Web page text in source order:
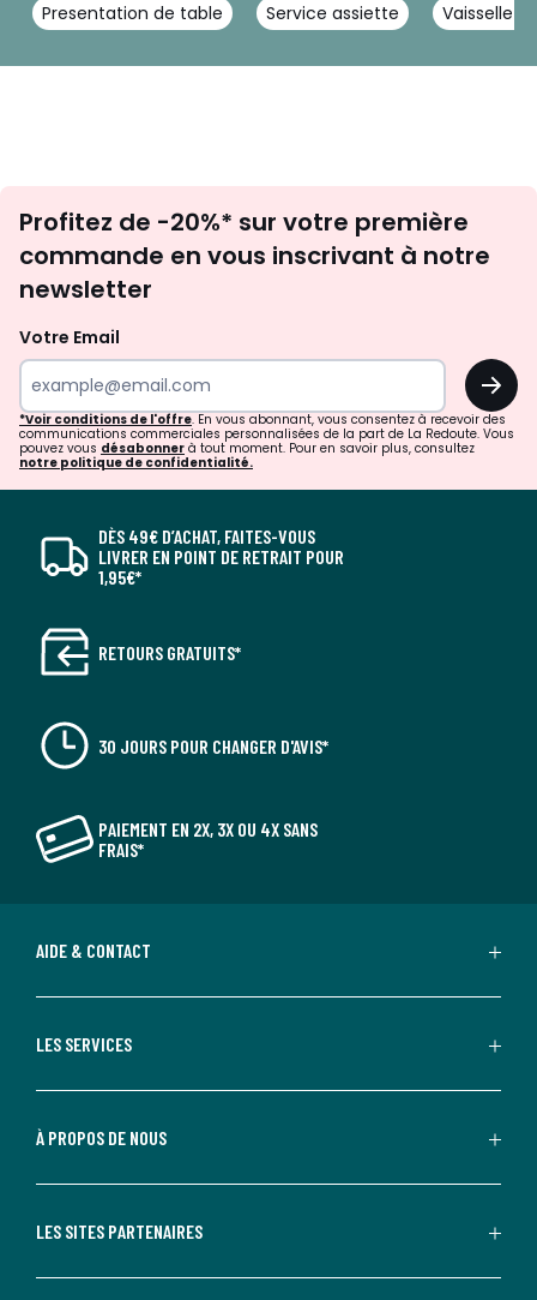
Presentation de table Service assiette Vaisselle
newsletter
Profitez de -20%* sur votre première
commande en vous inscrivant à notre
newsletter
Votre Email
OK
*Voir conditions de l'offre. En vous abonnant, vous consentez à recevoir des
communications commerciales personnalisées de la part de La Redoute. Vous
pouvez vous désabonner à tout moment. Pour en savoir plus, consultez
notre politique de confidentialité.
DÈS 49€ D’ACHAT, FAITES-VOUS
LIVRER EN POINT DE RETRAIT POUR
1,95€*
RETOURS GRATUITS*
30 JOURS POUR CHANGER D'AVIS*
PAIEMENT EN 2X, 3X OU 4X SANS
FRAIS*
AIDE & CONTACT
LES SERVICES
À PROPOS DE NOUS
LES SITES PARTENAIRES